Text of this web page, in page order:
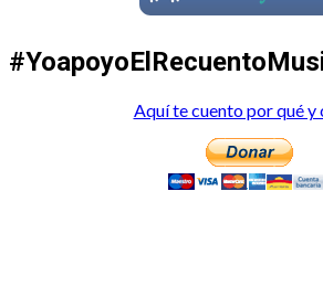
Aquí te cuento por qué y